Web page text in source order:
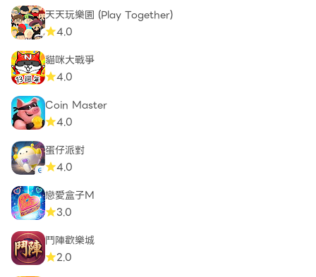
天天玩樂園 (Play Together)
4.0
貓咪大戰爭
4.0
Coin Master
4.0
蛋仔派對
4.0
戀愛盒子M
3.0
鬥陣歡樂城
2.0